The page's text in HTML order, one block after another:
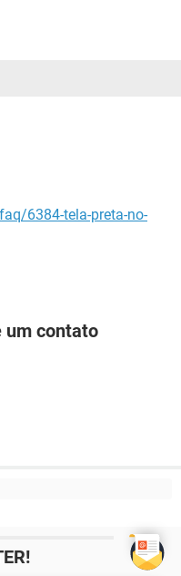
6384-tela-preta-no-
um contato